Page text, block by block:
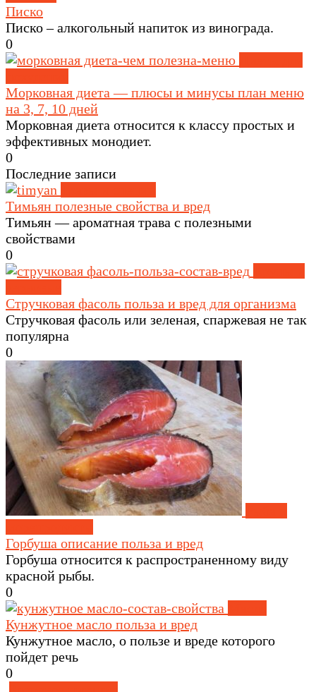
Писко
Писко – алкогольный напиток из винограда.
0
Морковная диета — плюсы и минусы план меню
на 3, 7, 10 дней
Морковная диета относится к классу простых и
эффективных монодиет.
0
Последние записи
Тимьян полезные свойства и вред
Тимьян — ароматная трава с полезными
свойствами
0
Стручковая фасоль польза и вред для организма
Стручковая фасоль или зеленая, спаржевая не так
популярна
0
Горбуша описание польза и вред
Горбуша относится к распространенному виду
красной рыбы.
0
Кунжутное масло польза и вред
Кунжутное масло, о пользе и вреде которого
пойдет речь
0